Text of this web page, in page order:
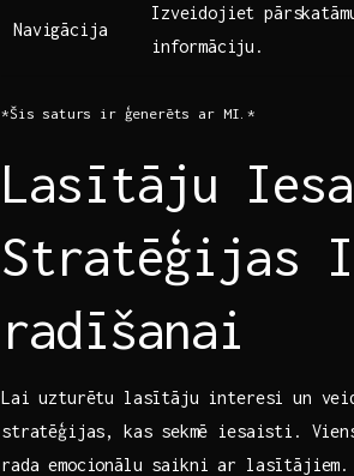
Navigācija
Izveidojiet
⁣informāciju.
*Šis saturs ir ģenerēts ar MI.*
Lasītāju
Stratēģijas
radīšanai
Lai uzturētu lasītāju interesi un
stratēģijas, kas⁢ sekmē iesaisti.
‌rada emocionālu saikni ar